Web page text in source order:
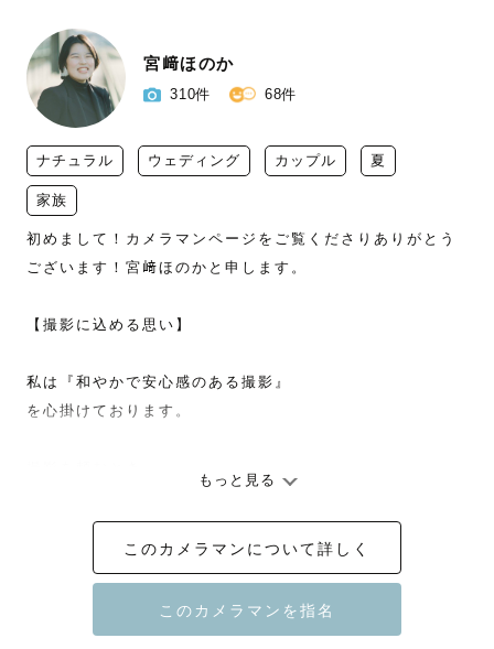
宮﨑ほのか
310件 68件
ナチュラル ウェディング カップル 夏
家族
初めまして！カメラマンページをご覧くださりありがとう
ございます！宮﨑ほのかと申します。
【撮影に込める思い】
私は『和やかで安心感のある撮影』
を心掛けております。
「せっかくの節目の撮影だけど、
撮影を依頼したことがなくて緊張するな・・」
どうしたらいいんだろう・・？」・・・etc
もっと見る
このカメラマンについて詳しく